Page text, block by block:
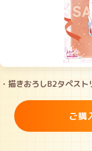
・描きおろしB2タペスト
ご購